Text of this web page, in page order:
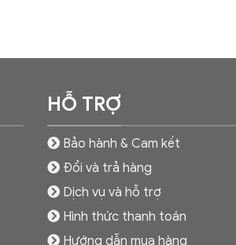
HỖ TRỢ
Bảo hành & Cam kết
Đổi và trả hàng
Dịch vụ và hỗ trợ
Hình thức thanh toán
Hướng dẫn mua hàng